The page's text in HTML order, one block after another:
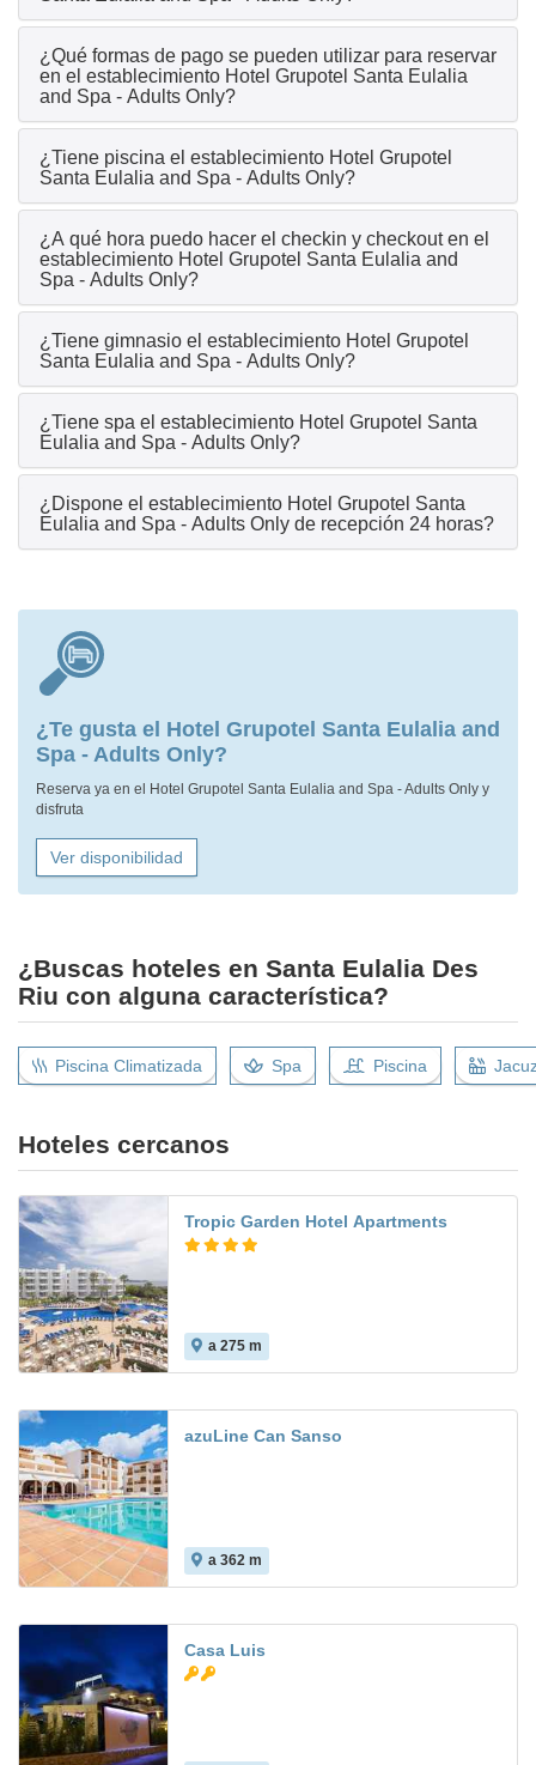
¿Qué formas de pago se pueden utilizar para reservar
en el establecimiento Hotel Grupotel Santa Eulalia
and Spa - Adults Only?
¿Tiene piscina el establecimiento Hotel Grupotel
Santa Eulalia and Spa - Adults Only?
¿A qué hora puedo hacer el checkin y checkout en el
establecimiento Hotel Grupotel Santa Eulalia and
Spa - Adults Only?
¿Tiene gimnasio el establecimiento Hotel Grupotel
Santa Eulalia and Spa - Adults Only?
¿Tiene spa el establecimiento Hotel Grupotel Santa
Eulalia and Spa - Adults Only?
¿Dispone el establecimiento Hotel Grupotel Santa
Eulalia and Spa - Adults Only de recepción 24 horas?
¿Te gusta el Hotel Grupotel Santa Eulalia and
Spa - Adults Only?
Reserva ya en el Hotel Grupotel Santa Eulalia and Spa - Adults Only y
disfruta
Ver disponibilidad
¿Buscas hoteles en Santa Eulalia Des
Riu con alguna característica?
Piscina Climatizada Spa Piscina
Hoteles cercanos
Tropic Garden Hotel Apartments
a 275 m
azuLine Can Sanso
a 362 m
Casa Luis